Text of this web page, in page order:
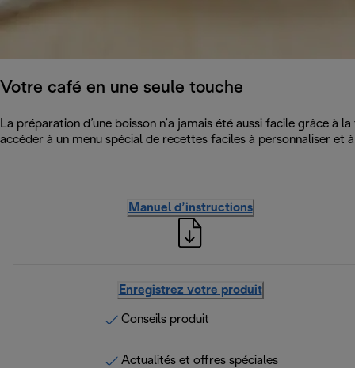
Votre café en une seule touche
La préparation d’une boisson n’a jamais été aussi facile grâce
accéder à un menu spécial de recettes faciles à personnaliser
Manuel d’instructions
Enregistrez votre produit
Conseils produit
Actualités et offres spéciales